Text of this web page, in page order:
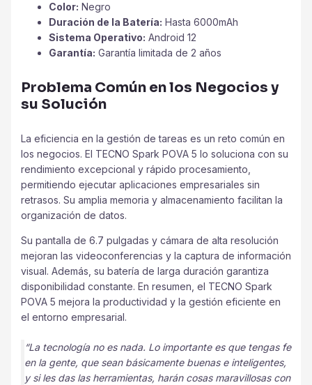
Color: Negro
Duración de la Batería: Hasta 6000mAh
Sistema Operativo: Android 12
Garantía: Garantía limitada de 2 años
Problema Común en los Negocios y
su Solución
La eficiencia en la gestión de tareas es un reto común en
los negocios. El TECNO Spark POVA 5 lo soluciona con su
rendimiento excepcional y rápido procesamiento,
permitiendo ejecutar aplicaciones empresariales sin
retrasos. Su amplia memoria y almacenamiento facilitan la
organización de datos.
Su pantalla de 6.7 pulgadas y cámara de alta resolución
mejoran las videoconferencias y la captura de información
visual. Además, su batería de larga duración garantiza
disponibilidad constante. En resumen, el TECNO Spark
POVA 5 mejora la productividad y la gestión eficiente en
el entorno empresarial.
“La tecnología no es nada. Lo importante es que tengas fe
en la gente, que sean básicamente buenas e inteligentes,
y si les das las herramientas, harán cosas maravillosas con